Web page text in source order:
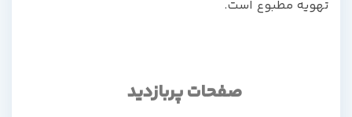
تهویه مطبوع است.
صفحات پربازدید